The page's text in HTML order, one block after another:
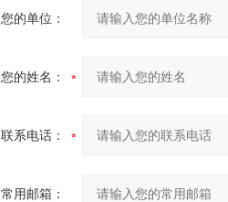
您的单位：
您的姓名：
联系电话：
常用邮箱：